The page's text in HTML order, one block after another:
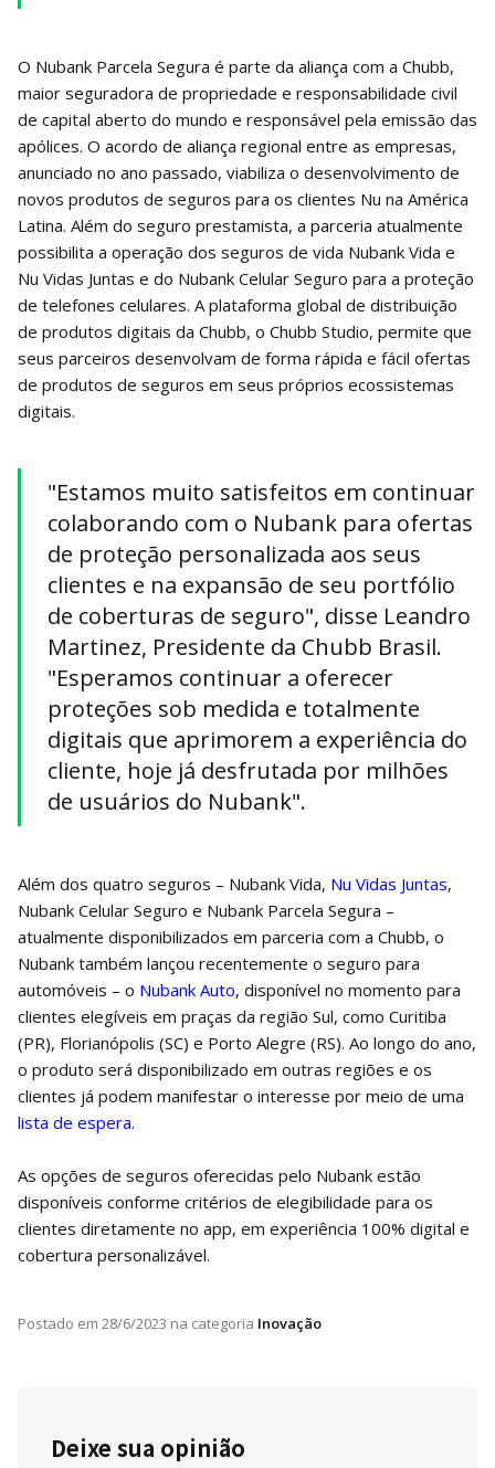
O Nubank Parcela Segura é parte da aliança com a Chubb,
maior seguradora de propriedade e responsabilidade civil
de capital aberto do mundo e responsável pela emissão das
apólices. O acordo de aliança regional entre as empresas,
anunciado no ano passado, viabiliza o desenvolvimento de
novos produtos de seguros para os clientes Nu na América
Latina. Além do seguro prestamista, a parceria atualmente
possibilita a operação dos seguros de vida Nubank Vida e
Nu Vidas Juntas e do Nubank Celular Seguro para a proteção
de telefones celulares. A plataforma global de distribuição
de produtos digitais da Chubb, o Chubb Studio, permite que
seus parceiros desenvolvam de forma rápida e fácil ofertas
de produtos de seguros em seus próprios ecossistemas
digitais.
"Estamos muito satisfeitos em continuar
colaborando com o Nubank para ofertas
de proteção personalizada aos seus
clientes e na expansão de seu portfólio
de coberturas de seguro", disse Leandro
Martinez, Presidente da Chubb Brasil.
"Esperamos continuar a oferecer
proteções sob medida e totalmente
digitais que aprimorem a experiência do
cliente, hoje já desfrutada por milhões
de usuários do Nubank".
Além dos quatro seguros – Nubank Vida, Nu Vidas Juntas,
Nubank Celular Seguro e Nubank Parcela Segura –
atualmente disponibilizados em parceria com a Chubb, o
Nubank também lançou recentemente o seguro para
automóveis – o Nubank Auto, disponível no momento para
clientes elegíveis em praças da região Sul, como Curitiba
(PR), Florianópolis (SC) e Porto Alegre (RS). Ao longo do ano,
o produto será disponibilizado em outras regiões e os
clientes já podem manifestar o interesse por meio de uma
lista de espera.
As opções de seguros oferecidas pelo Nubank estão
disponíveis conforme critérios de elegibilidade para os
clientes diretamente no app, em experiência 100% digital e
cobertura personalizável.
Postado em 28/6/2023 na categoria Inovação
Deixe sua opinião